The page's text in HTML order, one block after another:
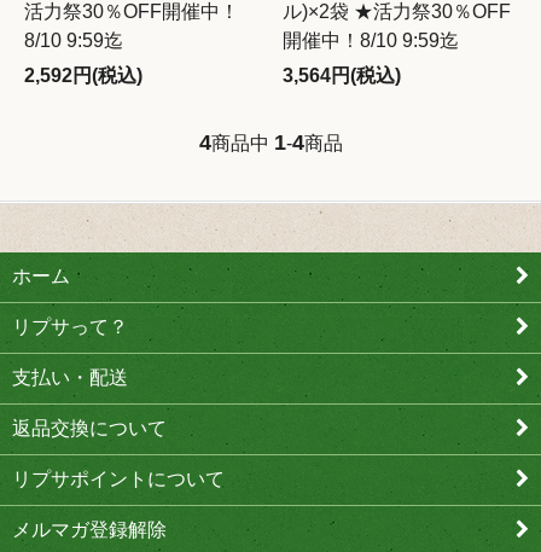
活力祭30％OFF開催中！
8/10 9:59迄
2,592円(税込)
ル)×2袋 ★活力祭30％OFF
開催中！8/10 9:59迄
3,564円(税込)
4商品中 1-4商品
ホーム
リプサって？
支払い・配送
返品交換について
リプサポイントについて
メルマガ登録解除